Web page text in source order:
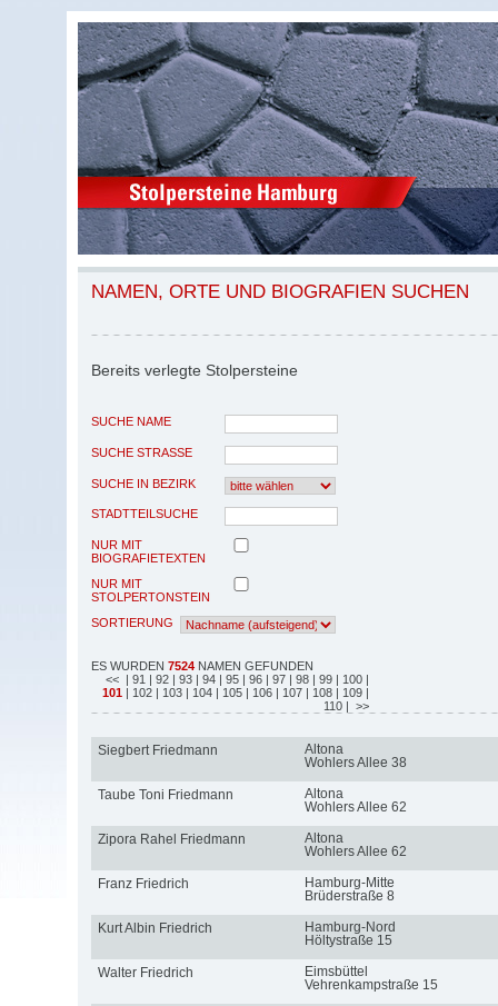
NAMEN, ORTE UND BIOGRAFIEN SUCHEN
Bereits verlegte Stolpersteine
SUCHE NAME
SUCHE STRASSE
SUCHE IN BEZIRK
STADTTEILSUCHE
NUR MIT
BIOGRAFIETEXTEN
NUR MIT
STOLPERTONSTEIN
SORTIERUNG
ES WURDEN 7524 NAMEN GEFUNDEN
<< | 91 | 92 | 93 | 94 | 95 | 96 | 97 | 98 | 99 | 100 |
101 | 102 | 103 | 104 | 105 | 106 | 107 | 108 | 109 |
110 | >>
Siegbert Friedmann
Altona
Wohlers Allee 38
Taube Toni Friedmann
Altona
Wohlers Allee 62
Zipora Rahel Friedmann
Altona
Wohlers Allee 62
Franz Friedrich
Hamburg-Mitte
Brüderstraße 8
Kurt Albin Friedrich
Hamburg-Nord
Höltystraße 15
Walter Friedrich
Eimsbüttel
Vehrenkampstraße 15